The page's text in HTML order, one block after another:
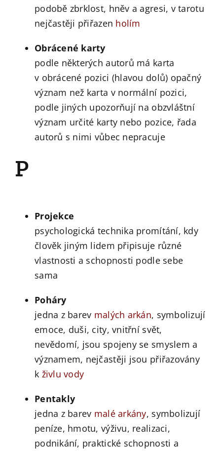
podobě zbrklost, hněv a agresi, v tarotu
nejčastěji přiřazen holím
Obrácené karty
podle některých autorů má karta
v obrácené pozici (hlavou dolů) opačný
význam než karta v normální pozici,
podle jiných upozorňují na obzvláštní
význam určité karty nebo pozice, řada
autorů s nimi vůbec nepracuje
P
Projekce
psychologická technika promítání, kdy
člověk jiným lidem připisuje různé
vlastnosti a schopnosti podle sebe
sama
Poháry
jedna z barev malých arkán, symbolizují
emoce, duši, city, vnitřní svět,
nevědomí, jsou spojeny se smyslem a
významem, nejčastěji jsou přiřazovány
k živlu vody
Pentakly
jedna z barev malé arkány, symbolizují
peníze, hmotu, výživu, realizaci,
podnikání, praktické schopnosti a